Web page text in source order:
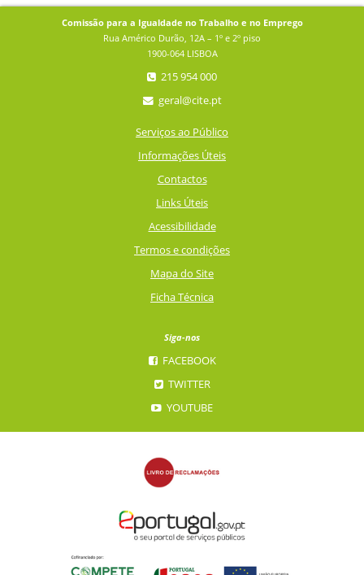
Comissão para a Igualdade no Trabalho e no Emprego
Rua Américo Durão, 12A – 1º e 2º piso
1900-064 LISBOA
215 954 000
geral@cite.pt
Serviços ao Público
Informações Úteis
Contactos
Links Úteis
Acessibilidade
Termos e condições
Mapa do Site
Ficha Técnica
Siga-nos
FACEBOOK
TWITTER
YOUTUBE